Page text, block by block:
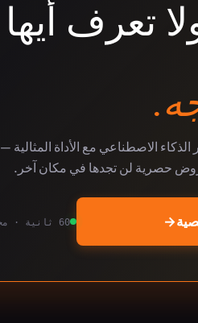
تعرف أيها
الذكاء الاصطناعي مع الأداة المثالية —
حصرية لن تجدها في مكان آخر.
→ 60 ثانية · مجانًا · بدون تسجيل